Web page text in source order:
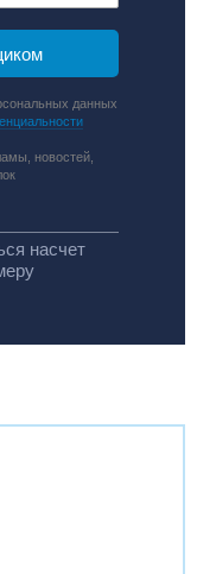
данных
новостей,
насчет